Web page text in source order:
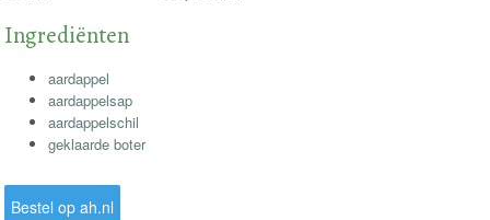
Ingrediënten
aardappel
aardappelsap
aardappelschil
geklaarde boter
Bestel op ah.nl